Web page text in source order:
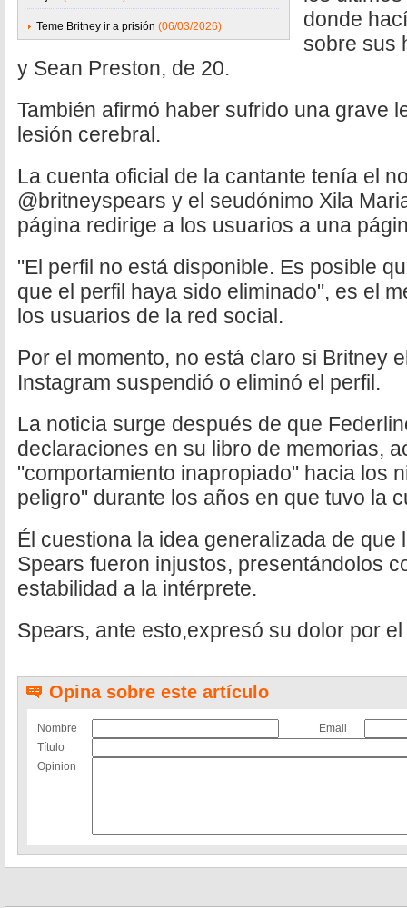
Teme Britney ir a prisión (06/03/2026)
donde
sobre sus
y Sean Preston, de 20.
También afirmó haber sufrido una grave
lesión cerebral.
La cuenta oficial de la cantante tenía el
@britneyspears y el seudónimo Xila
página redirige a los usuarios a una
"El perfil no está disponible. Es posible
que el perfil haya sido eliminado", es el
los usuarios de la red social.
Por el momento, no está claro si Britney
Instagram suspendió o eliminó el perfil.
La noticia surge después de que
declaraciones en su libro de memorias,
"comportamiento inapropiado" hacia los
peligro" durante los años en que tuvo la
Él cuestiona la idea generalizada de
Spears fueron injustos, presentándolos
estabilidad a la intérprete.
Spears, ante esto,expresó su dolor por
Opina sobre este artículo
Nombre
Email
Título
Opinion